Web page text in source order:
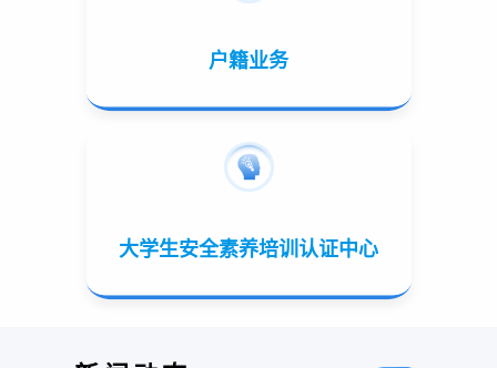
户籍业务
大学生安全素养培训认证中心